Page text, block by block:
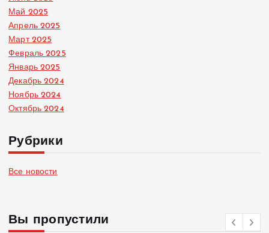
Май 2025
Апрель 2025
Март 2025
Февраль 2025
Январь 2025
Декабрь 2024
Ноябрь 2024
Октябрь 2024
Рубрики
Все новости
Вы пропустили